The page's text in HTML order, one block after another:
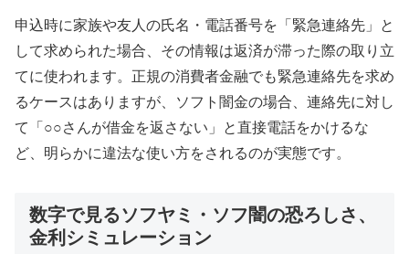
申込時に家族や友人の氏名・電話番号を「緊急連絡先」と
して求められた場合、その情報は返済が滞った際の取り立
てに使われます。正規の消費者金融でも緊急連絡先を求め
るケースはありますが、ソフト闇金の場合、連絡先に対し
て「○○さんが借金を返さない」と直接電話をかけるな
ど、明らかに違法な使い方をされるのが実態です。
数字で見るソフヤミ・ソフ闇の恐ろしさ、
金利シミュレーション